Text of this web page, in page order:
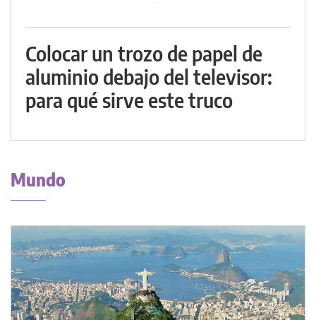
Colocar un trozo de papel de
aluminio debajo del televisor:
para qué sirve este truco
Mundo